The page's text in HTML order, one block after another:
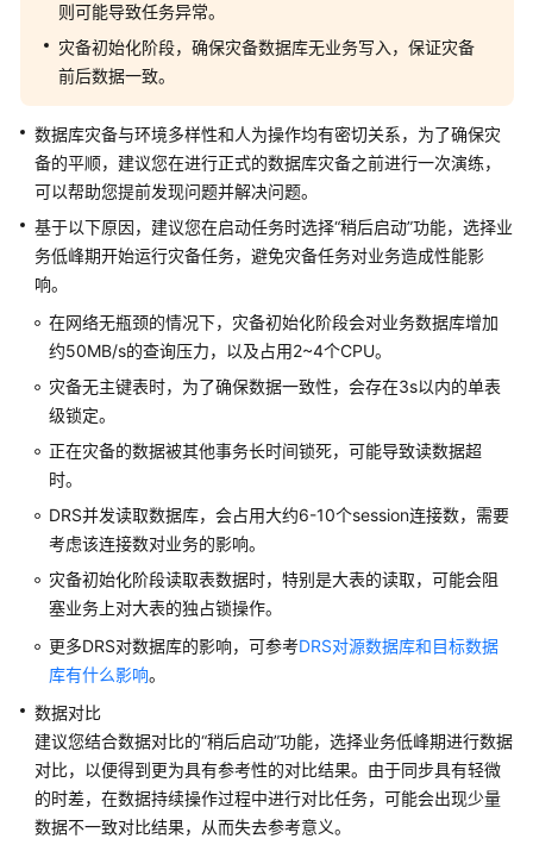
主
灾
备
到
TaurusDB
单
主
灾
MySQL
到
MySQL
灾
TaurusDB
到
TaurusDB
双
主
灾
任
务
管
理
则可能导致任务异常。
灾备初始化阶段，确保灾备数据库无业务写入，保证灾备
前后数据一致。
数据库灾备与环境多样性和人为操作均有密切关系，为了确保灾
备的平顺，建议您在进行正式的数据库灾备之前进行一次演练，
可以帮助您提前发现问题并解决问题。
基于以下原因，建议您在启动任务时选择“稍后启动”功能，选择业
务低峰期开始运行灾备任务，避免灾备任务对业务造成性能影
响。
在网络无瓶颈的情况下，灾备初始化阶段会对业务数据库增加
约50MB/s的查询压力，以及占用2~4个CPU。
灾备无主键表时，为了确保数据一致性，会存在3s以内的单表
级锁定。
正在灾备的数据被其他事务长时间锁死，可能导致读数据超
时。
DRS并发读取数据库，会占用大约6-10个session连接数，需要
考虑该连接数对业务的影响。
灾备初始化阶段读取表数据时，特别是大表的读取，可能会阻
塞业务上对大表的独占锁操作。
更多DRS对数据库的影响，可参考DRS对源数据库和目标数据
库有什么影响。
数据对比
建议您结合数据对比的“稍后启动”功能，选择业务低峰期进行数据
对比，以便得到更为具有参考性的对比结果。由于同步具有轻微
的时差，在数据持续操作过程中进行对比任务，可能会出现少量
数据不一致对比结果，从而失去参考意义。